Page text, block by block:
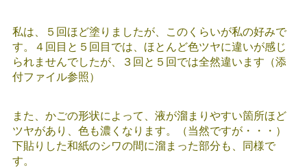
私は、５回ほど塗りましたが、このくらいが私の好みで
す。４回目と５回目では、ほとんど色ツヤに違いが感じ
られませんでしたが、３回と５回では全然違います（添
付ファイル参照）
また、かごの形状によって、液が溜まりやすい箇所ほど
ツヤがあり、色も濃くなります。（当然ですが・・・）
下貼りした和紙のシワの間に溜まった部分も、同様で
す。